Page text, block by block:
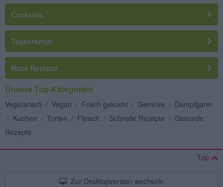
Cocktails
Tagesrezept
Neue Rezepte
Unsere Top-Kategorien
Vegetarisch / Vegan / Frisch gekocht / Gemüse / Dampfgarer
/ Kuchen / Torten / Fleisch / Schnelle Rezepte / Gesunde
Rezepte
Top
Zur Desktopversion wechseln